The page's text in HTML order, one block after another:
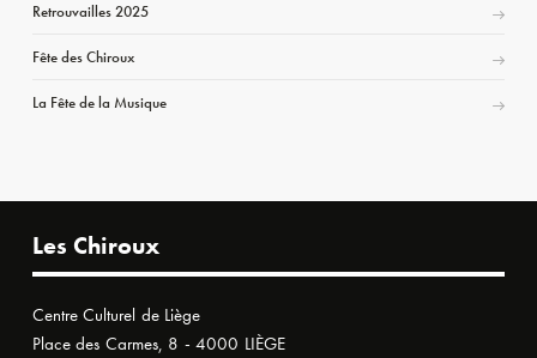
Retrouvailles 2025
Fête des Chiroux
La Fête de la Musique
Les Chiroux
Centre Culturel de Liège
Place des Carmes, 8 - 4000 LIÈGE